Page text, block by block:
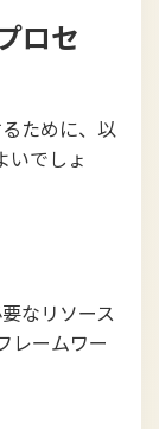
ロセ
ために、以
いでしょ
なリソース
レームワー